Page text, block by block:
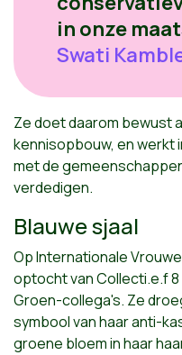
in onze
Swati
Ze doet daarom bewust
kennisopbouw, en werkt
met de
verdedigen.
Blauwe sjaal
Op Internationale
optocht van Collecti.e.f 8
Groen-collega's. Ze
symbool van haar anti-
groene bloem in haar